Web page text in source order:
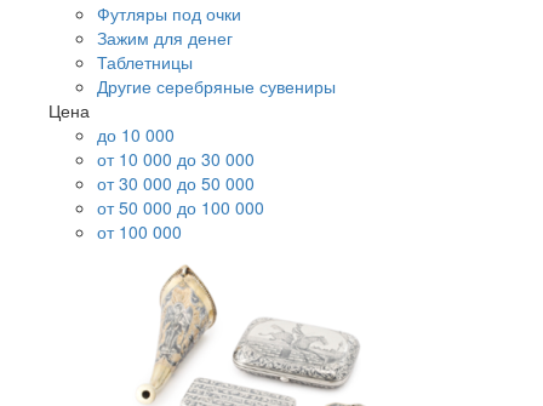
Футляры под очки
Зажим для денег
Таблетницы
Другие серебряные сувениры
Цена
до 10 000
от 10 000 до 30 000
от 30 000 до 50 000
от 50 000 до 100 000
от 100 000